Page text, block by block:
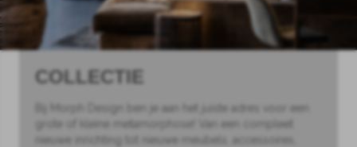
COLLECTIE
Bij Morph Design ben je aan het juiste adres voor een
grote of kleine metamorphose! Van een compleet
nieuwe inrichting tot nieuwe meubels, accessoires,